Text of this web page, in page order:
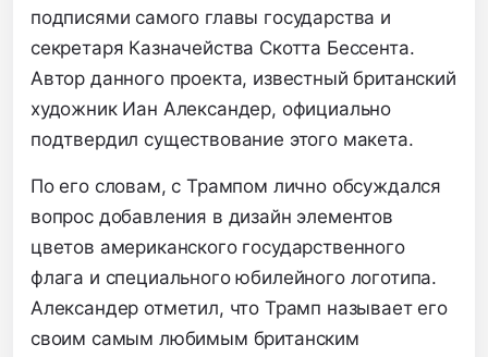
подписями самого главы государства и
секретаря Казначейства Скотта Бессента.
Автор данного проекта, известный британский
художник Иан Александер, официально
подтвердил существование этого макета.
По его словам, с Трампом лично обсуждался
вопрос добавления в дизайн элементов
цветов американского государственного
флага и специального юбилейного логотипа.
Александер отметил, что Трамп называет его
своим самым любимым британским